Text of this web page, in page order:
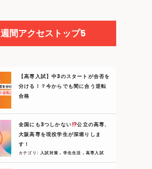
週間アクセストップ5
【高専入試】中3のスタートが合否を
分ける！？今からでも間に合う逆転
合格
全国にも3つしかない
公立の高専、
大阪高専を現役学生が深堀りしま
す！
カテゴリ: 入試対策, 学生生活 ,高専入試